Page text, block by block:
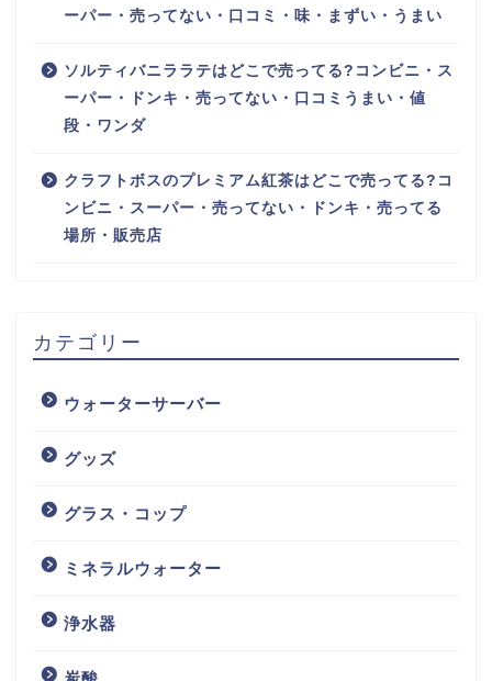
ーパー・売ってない・口コミ・味・まずい・うまい
ソルティバニララテはどこで売ってる?コンビニ・ス
ーパー・ドンキ・売ってない・口コミうまい・値
段・ワンダ
クラフトボスのプレミアム紅茶はどこで売ってる?コ
ンビニ・スーパー・売ってない・ドンキ・売ってる
場所・販売店
カテゴリー
ウォーターサーバー
グッズ
グラス・コップ
ミネラルウォーター
浄水器